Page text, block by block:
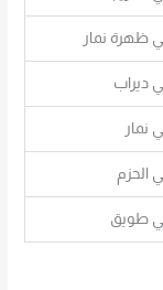
ظهرة نمار
ديراب
نمار
الحزم
طويق